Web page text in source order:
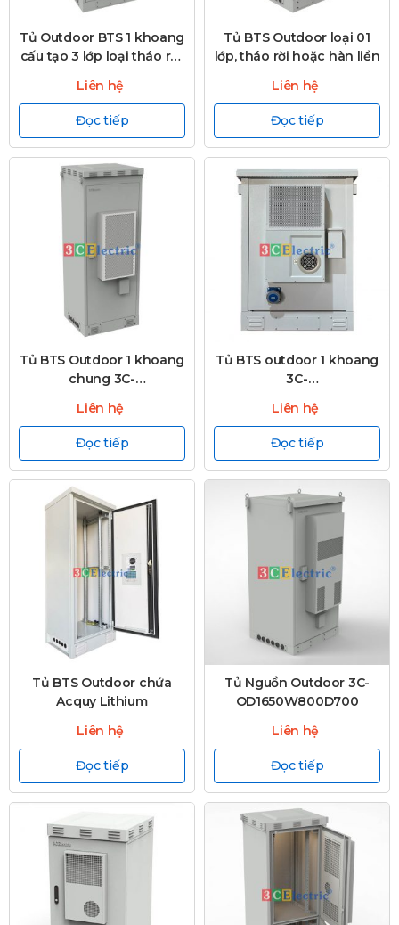
Tủ Outdoor BTS 1 khoang
cấu tạo 3 lớp loại tháo rời,
Liên hệ
Đọc tiếp
Tủ BTS Outdoor loại 01
lớp, tháo rời hoặc hàn liền
Liên hệ
Đọc tiếp
Tủ BTS Outdoor 1 khoang
chung 3C-
Liên hệ
Đọc tiếp
Tủ BTS outdoor 1 khoang
3C-
Liên hệ
Đọc tiếp
Tủ BTS Outdoor chứa
Acquy Lithium
Liên hệ
Đọc tiếp
Tủ Nguồn Outdoor 3C-
OD1650W800D700
Liên hệ
Đọc tiếp